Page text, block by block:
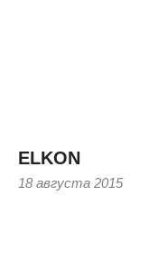
ELKON
18 августа 2015